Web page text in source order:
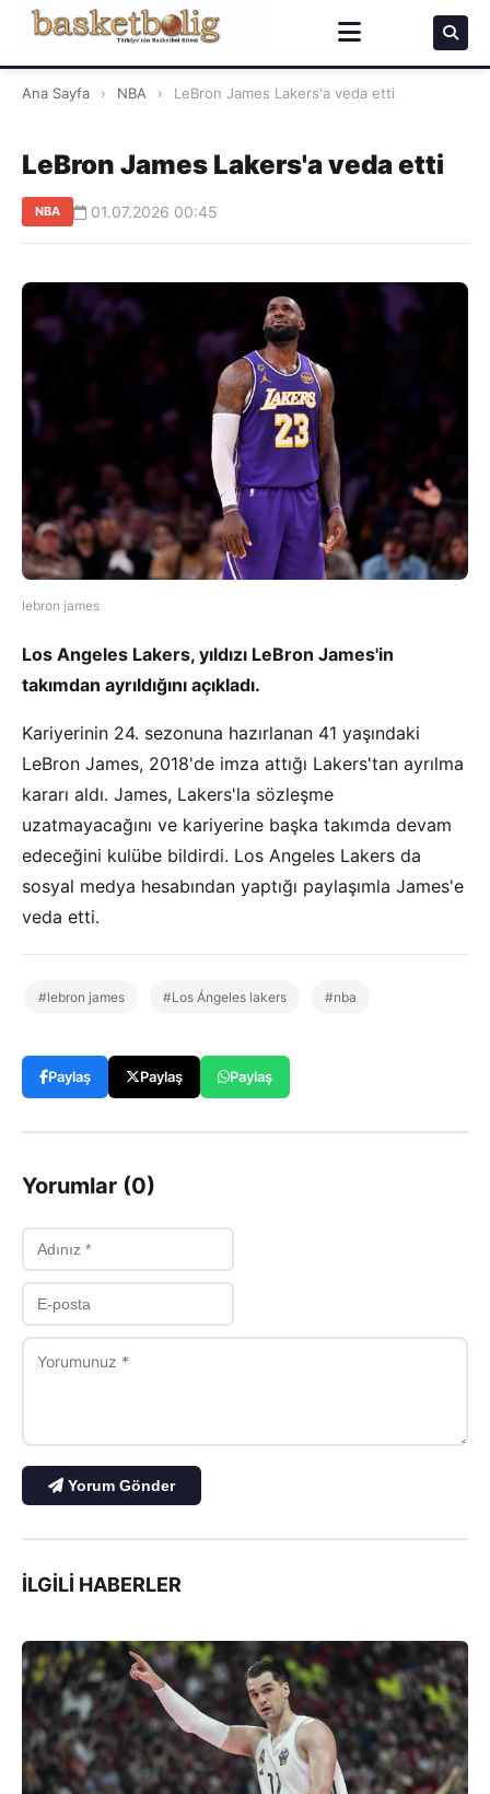
Ana Sayfa › NBA › LeBron James Lakers'a veda etti
LeBron James Lakers'a veda etti
NBA 01.07.2026 00:45
lebron james
Los Angeles Lakers, yıldızı LeBron James'in
takımdan ayrıldığını açıkladı.
Kariyerinin 24. sezonuna hazırlanan 41 yaşındaki
LeBron James, 2018'de imza attığı Lakers'tan ayrılma
kararı aldı. James, Lakers'la sözleşme
uzatmayacağını ve kariyerine başka takımda devam
edeceğini kulübe bildirdi. Los Angeles Lakers da
sosyal medya hesabından yaptığı paylaşımla James'e
veda etti.
#lebron james #Los Ángeles lakers #nba
Paylaş Paylaş Paylaş
Yorumlar (0)
Yorum Gönder
İLGILI HABERLER